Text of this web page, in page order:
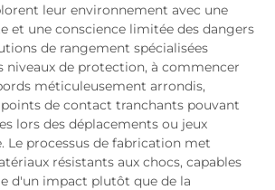
leur environnement avec une
et une conscience limitée des dangers
de rangement spécialisées
niveaux de protection, à commencer
méticuleusement arrondis,
de contact tranchants pouvant
lors des déplacements ou jeux
Le processus de fabrication met
résistants aux chocs, capables
d'un impact plutôt que de la